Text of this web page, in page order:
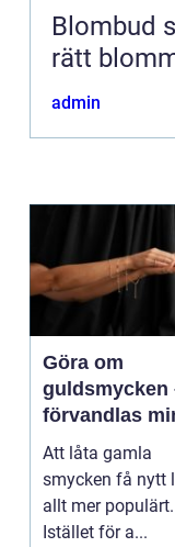
Blombud
rätt
admin
Göra om
guldsmycken
förvandlas
till nya
Att låta gamla
smycken få nytt
allt mer populärt.
Istället för a...